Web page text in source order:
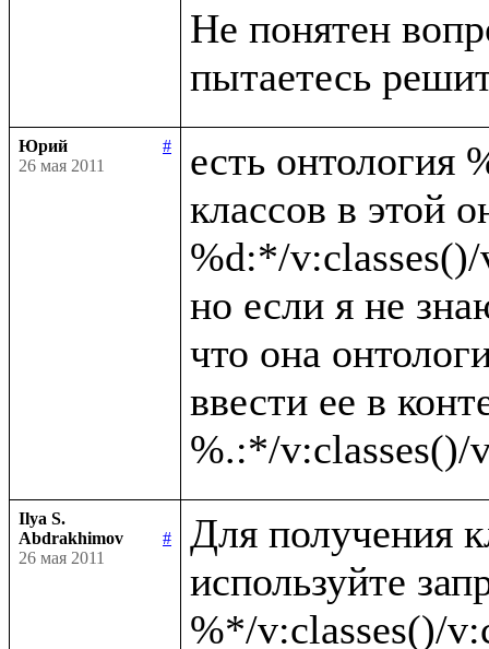
Не понятен
Юрий
#
26 мая 2011
есть онтология
классов в этой
%d:*/
но если я не
что она
ввести ее в
Ilya S.
Abdrakhimov
#
26 мая 2011
Для получения
используйте